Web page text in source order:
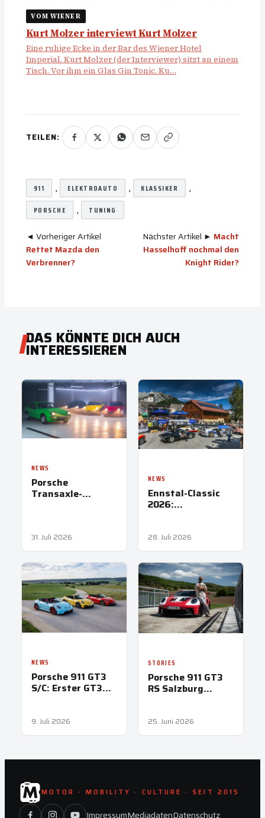
VOM WIENER
Kurt Molzer interviewt Kurt Molzer
Eine ruhige Ecke in der Bar des Wiener Hotel
Imperial. Kurt Molzer (der Interviewer) sitzt an einem
Tisch. Vor ihm ein Glas Gin Tonic. Ku…
TEILEN:
911 , ELEKTROAUTO , KLASSIKER ,
PORSCHE , TUNING
◄ Vorheriger Artikel
Rettet Mazda den
Verbrenner?
Nächster Artikel ► Macht
Hasselhoff nochmal den
Knight Rider?
DAS KÖNNTE DICH AUCH
INTERESSIEREN
NEWS
Porsche
Transaxle-
31. Juli 2026
NEWS
Ennstal-Classic
2026:
Zwischenfälle
28. Juli 2026
NEWS
Porsche 911 GT3
S/C: Erster GT3
9. Juli 2026
STORIES
Porsche 911 GT3
RS Salzburg
weiterwischen!
25. Juni 2026
MOTOR · MOBILITY · CULTURE · SEIT 2015
ImpressumMediadatenDatenschutz